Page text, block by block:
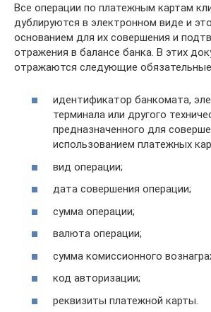
Все операции по платежным картам
дублируются в электронном виде и
основанием для их совершения и
отражения в балансе банка. В этих
отражаются следующие
идентификатор банкомата,
терминала или другого
предназначенного для
использованием платежных
вид операции;
дата совершения операции;
сумма операции;
валюта операции;
сумма комиссионного
код авторизации;
реквизиты платежной карты.